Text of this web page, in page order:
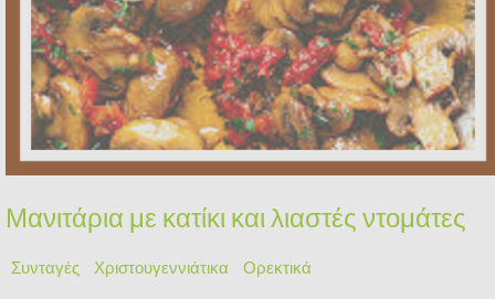
Μανιτάρια με κατίκι και λιαστές ντομάτες
Συνταγές Χριστουγεννιάτικα Ορεκτικά